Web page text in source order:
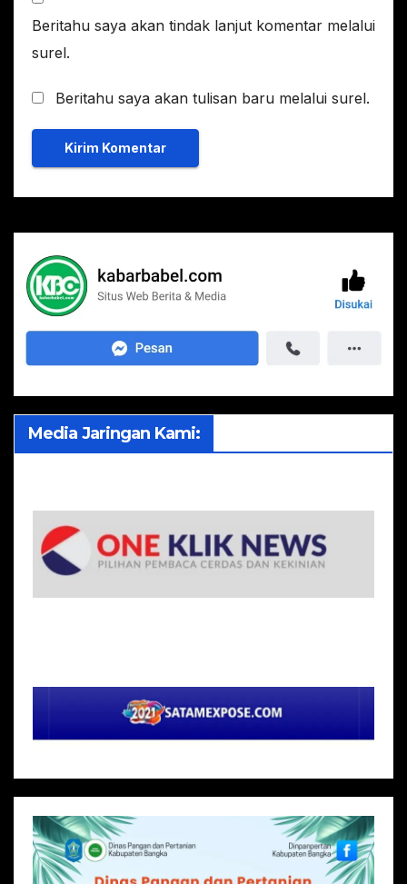
Beritahu saya akan tindak lanjut komentar melalui
surel.
Beritahu saya akan tulisan baru melalui surel.
Media Jaringan Kami: